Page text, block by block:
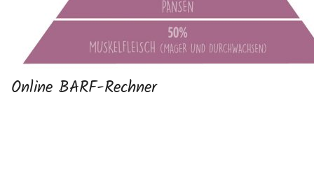
Online BARF-Rechner